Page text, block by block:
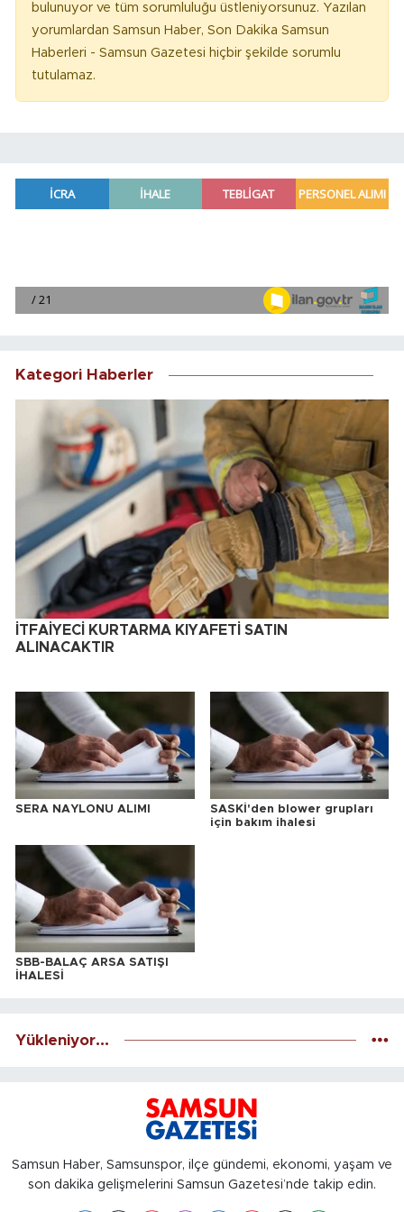
bulunuyor ve tüm sorumluluğu üstleniyorsunuz. Yazılan
yorumlardan Samsun Haber, Son Dakika Samsun
Haberleri - Samsun Gazetesi hiçbir şekilde sorumlu
tutulamaz.
Kategori Haberler
İTFAİYECİ KURTARMA KIYAFETİ SATIN
ALINACAKTIR
SERA NAYLONU ALIMI
SASKİ'den blower grupları
için bakım ihalesi
SBB-BALAÇ ARSA SATIŞI
İHALESİ
Yükleniyor...
Samsun Haber, Samsunspor, ilçe gündemi, ekonomi, yaşam ve
son dakika gelişmelerini Samsun Gazetesi’nde takip edin.